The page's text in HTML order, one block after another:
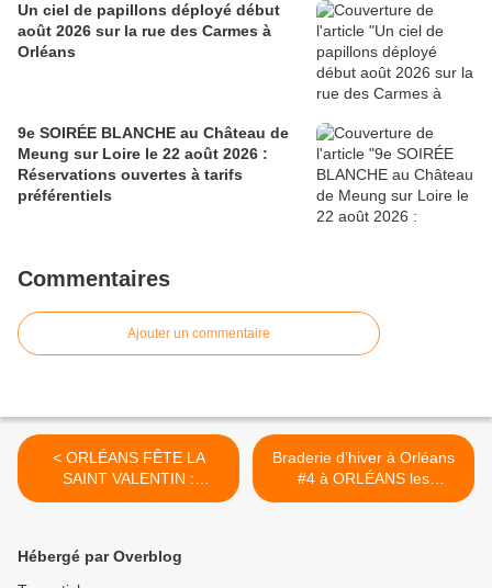
Un ciel de papillons déployé début
août 2026 sur la rue des Carmes à
Orléans
9e SOIRÉE BLANCHE au Château de
Meung sur Loire le 22 août 2026 :
Réservations ouvertes à tarifs
préférentiels
Commentaires
Ajouter un commentaire
< ORLÉANS FÊTE LA
SAINT VALENTIN :
découvrez les animations et
Braderie d’hiver à Orléans
#4 à ORLÉANS les
vendredi 16 et samedi 17
Hébergé par Overblog